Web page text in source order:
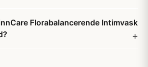
Florabalancerende Intimvask